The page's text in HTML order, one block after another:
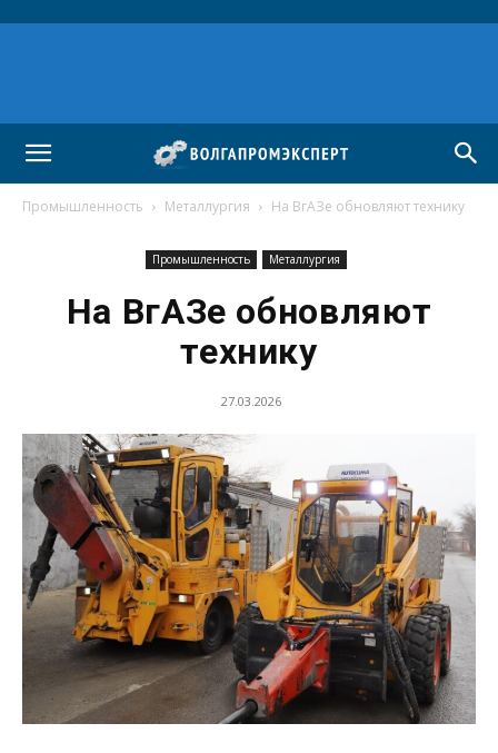
Промышленность Металлургия На ВгАЗе обновляют технику
Промышленность Металлургия
На ВгАЗе обновляют
технику
27.03.2026